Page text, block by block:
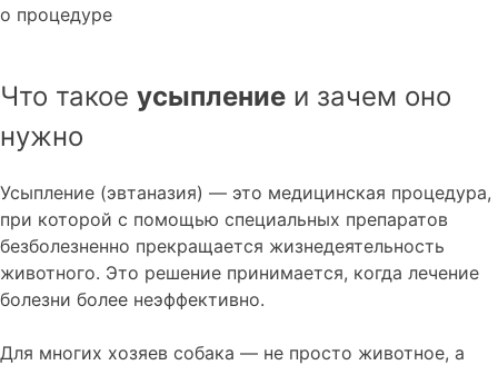
о процедуре
Что такое усыпление и зачем оно
нужно
Усыпление (эвтаназия) — это медицинская процедура,
при которой с помощью специальных препаратов
безболезненно прекращается жизнедеятельность
животного. Это решение принимается, когда лечение
болезни более неэффективно.
Для многих хозяев собака — не просто животное, а